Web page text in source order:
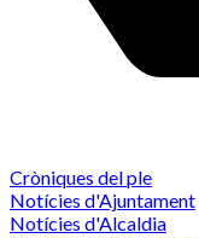
Cròniques del ple
Notícies d'Ajuntament
Notícies d'Alcaldia